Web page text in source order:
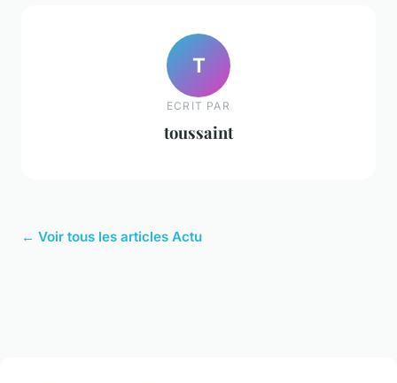
T
ECRIT PAR
toussaint
← Voir tous les articles Actu